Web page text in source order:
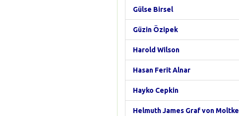
Gülse Birsel
Güzin Özipek
Harold Wilson
Hasan Ferit Alnar
Hayko Cepkin
Helmuth James Graf von Moltke